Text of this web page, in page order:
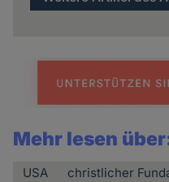
Mehr lesen
USA christlicher